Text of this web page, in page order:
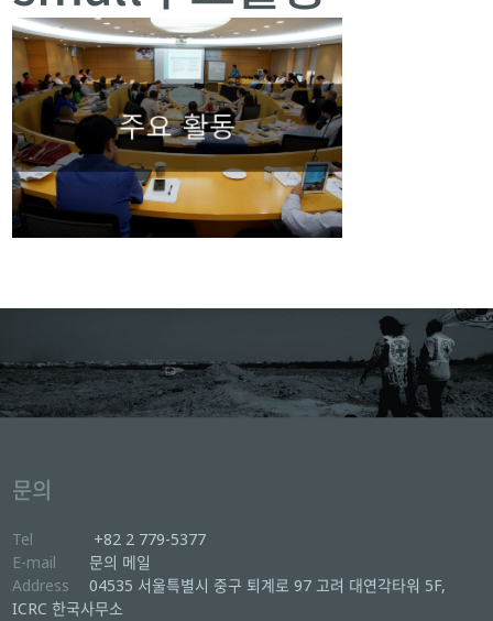
문의
Tel
+82 2 779-5377
E-mail
문의 메일
Address
04535 서울특별시 중구 퇴계로 97 고려 대연각타워 5F,
ICRC 한국사무소